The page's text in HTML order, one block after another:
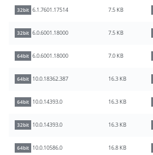
32bit 6.1.7601.17514 7.5 KB
32bit 6.0.6001.18000 7.5 KB
64bit 6.0.6001.18000 7.0 KB
64bit 10.0.18362.387 16.3 KB
64bit 10.0.14393.0 16.3 KB
32bit 10.0.14393.0 16.3 KB
64bit 10.0.10586.0 16.8 KB